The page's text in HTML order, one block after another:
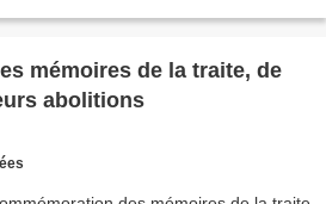
mémoires de la traite, de
abolitions